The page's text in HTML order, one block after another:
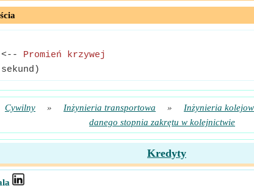
<-- Promień krzywej
Cywilny » Inżynieria transportowa » Inżynieria
danego stopnia zakrętu w kolejnictwie
Kredyty